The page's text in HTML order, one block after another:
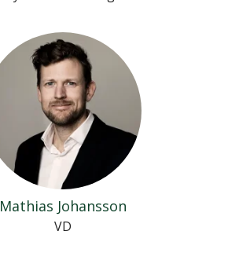
Mathias Johansson
VD